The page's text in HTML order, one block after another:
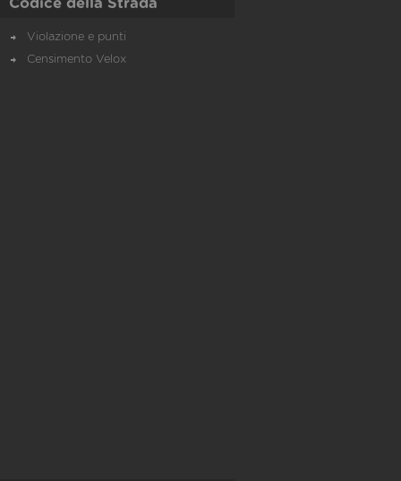
Codice della Strada
Violazione e punti
Censimento Velox